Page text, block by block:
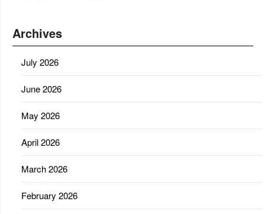
Archives
July 2026
June 2026
May 2026
April 2026
March 2026
February 2026